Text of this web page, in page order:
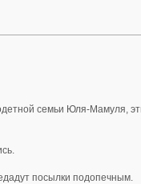
семьи Юля-Мамуля,
посылки подопечным.